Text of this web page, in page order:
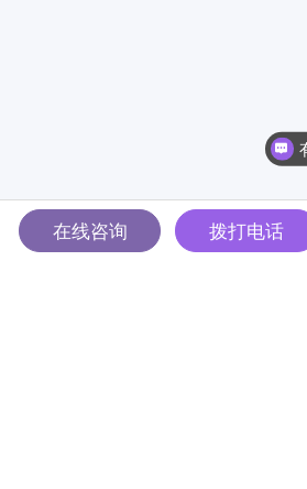
在线咨询 拨打电话